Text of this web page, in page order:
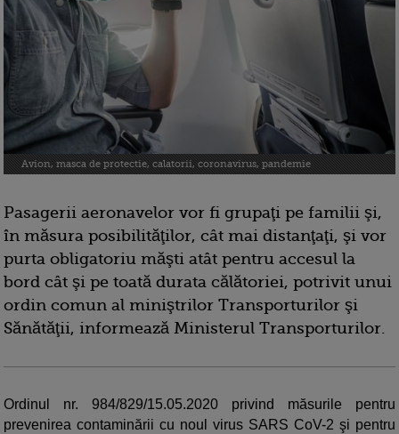
Avion, masca de protectie, calatorii, coronavirus, pandemie
Pasagerii aeronavelor vor fi grupaţi pe familii şi,
în măsura posibilităţilor, cât mai distanţaţi, şi vor
purta obligatoriu măşti atât pentru accesul la
bord cât şi pe toată durata călătoriei, potrivit unui
ordin comun al miniştrilor Transporturilor şi
Sănătăţii, informează Ministerul Transporturilor.
Ordinul nr. 984/829/15.05.2020 privind măsurile pentru
prevenirea contaminării cu noul virus SARS CoV-2 şi pentru